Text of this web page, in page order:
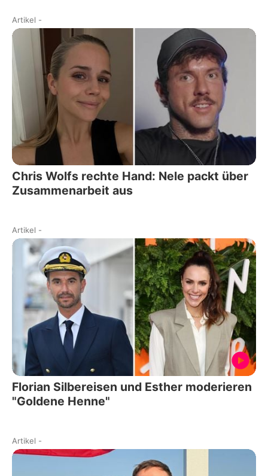
Artikel -
Chris Wolfs rechte Hand: Nele packt über
Zusammenarbeit aus
Artikel -
Florian Silbereisen und Esther moderieren
"Goldene Henne"
Artikel -